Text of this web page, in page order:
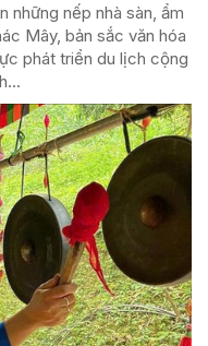
những nếp nhà sàn, ẩm
Mây, bản sắc văn hóa
phát triển du lịch cộng